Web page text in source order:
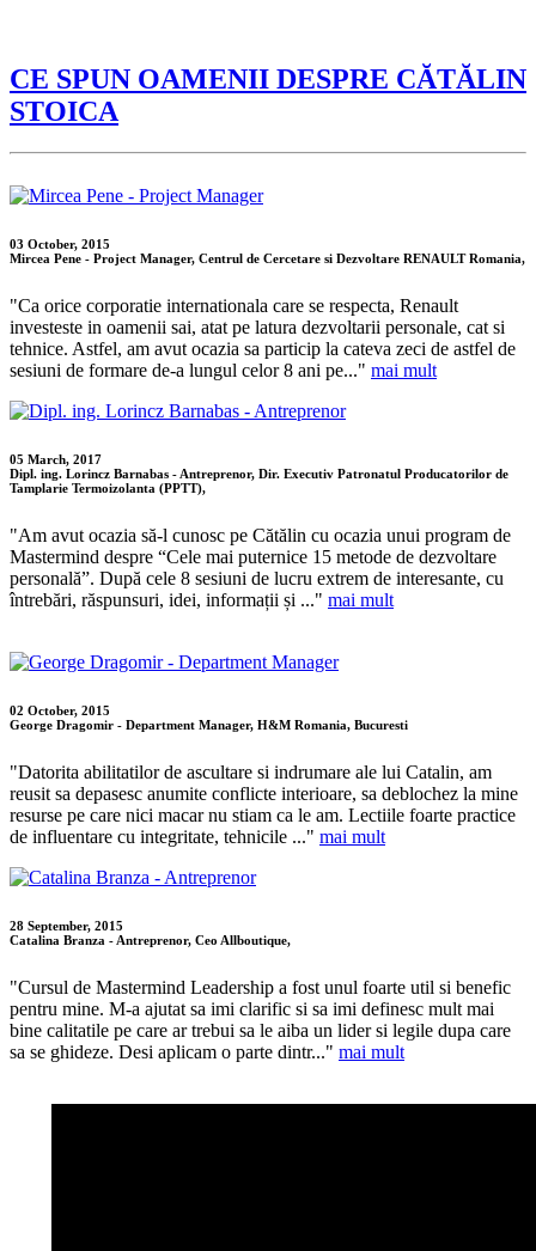
CE SPUN OAMENII DESPRE CĂTĂLIN
STOICA
03 October, 2015
Mircea Pene - Project Manager, Centrul de Cercetare si Dezvoltare RENAULT Romania,
"Ca orice corporatie internationala care se respecta, Renault
investeste in oamenii sai, atat pe latura dezvoltarii personale, cat si
tehnice. Astfel, am avut ocazia sa particip la cateva zeci de astfel de
sesiuni de formare de-a lungul celor 8 ani pe..." mai mult
05 March, 2017
Dipl. ing. Lorincz Barnabas - Antreprenor, Dir. Executiv Patronatul Producatorilor de
Tamplarie Termoizolanta (PPTT),
"Am avut ocazia să-l cunosc pe Cătălin cu ocazia unui program de
Mastermind despre “Cele mai puternice 15 metode de dezvoltare
personală”. După cele 8 sesiuni de lucru extrem de interesante, cu
întrebări, răspunsuri, idei, informații și ..." mai mult
02 October, 2015
George Dragomir - Department Manager, H&M Romania, Bucuresti
"Datorita abilitatilor de ascultare si indrumare ale lui Catalin, am
reusit sa depasesc anumite conflicte interioare, sa deblochez la mine
resurse pe care nici macar nu stiam ca le am. Lectiile foarte practice
de influentare cu integritate, tehnicile ..." mai mult
28 September, 2015
Catalina Branza - Antreprenor, Ceo Allboutique,
"Cursul de Mastermind Leadership a fost unul foarte util si benefic
pentru mine. M-a ajutat sa imi clarific si sa imi definesc mult mai
bine calitatile pe care ar trebui sa le aiba un lider si legile dupa care
sa se ghideze. Desi aplicam o parte dintr..." mai mult